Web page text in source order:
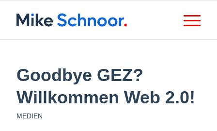
Goodbye GEZ?
Willkommen Web 2.0!
MEDIEN